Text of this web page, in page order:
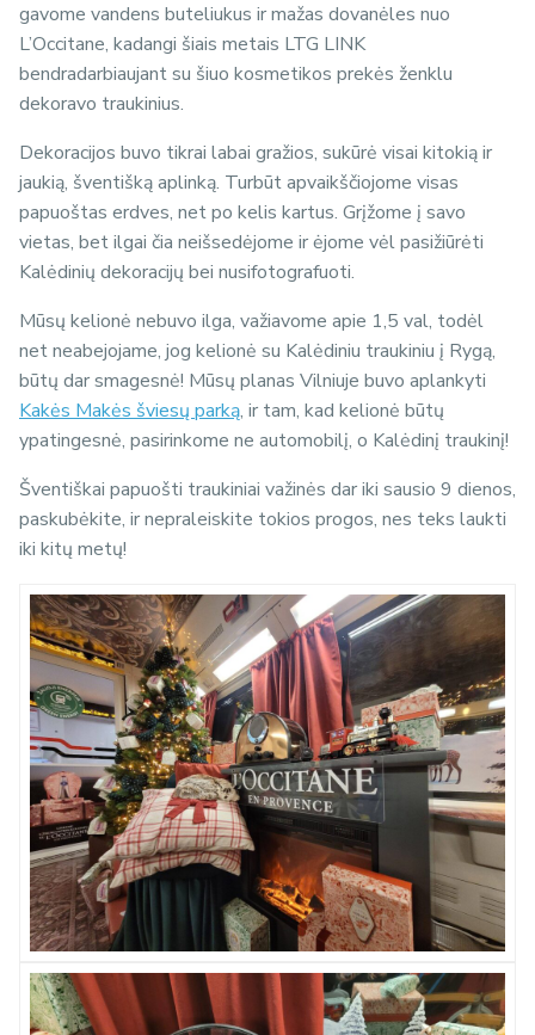
gavome vandens buteliukus ir mažas dovanėles nuo
L’Occitane, kadangi šiais metais LTG LINK
bendradarbiaujant su šiuo kosmetikos prekės ženklu
dekoravo traukinius.
Dekoracijos buvo tikrai labai gražios, sukūrė visai kitokią ir
jaukią, šventišką aplinką. Turbūt apvaikščiojome visas
papuoštas erdves, net po kelis kartus. Grįžome į savo
vietas, bet ilgai čia neišsedėjome ir ėjome vėl pasižiūrėti
Kalėdinių dekoracijų bei nusifotografuoti.
Mūsų kelionė nebuvo ilga, važiavome apie 1,5 val, todėl
net neabejojame, jog kelionė su Kalėdiniu traukiniu į Rygą,
būtų dar smagesnė! Mūsų planas Vilniuje buvo aplankyti
Kakės Makės šviesų parką, ir tam, kad kelionė būtų
ypatingesnė, pasirinkome ne automobilį, o Kalėdinį traukinį!
Šventiškai papuošti traukiniai važinės dar iki sausio 9 dienos,
paskubėkite, ir nepraleiskite tokios progos, nes teks laukti
iki kitų metų!